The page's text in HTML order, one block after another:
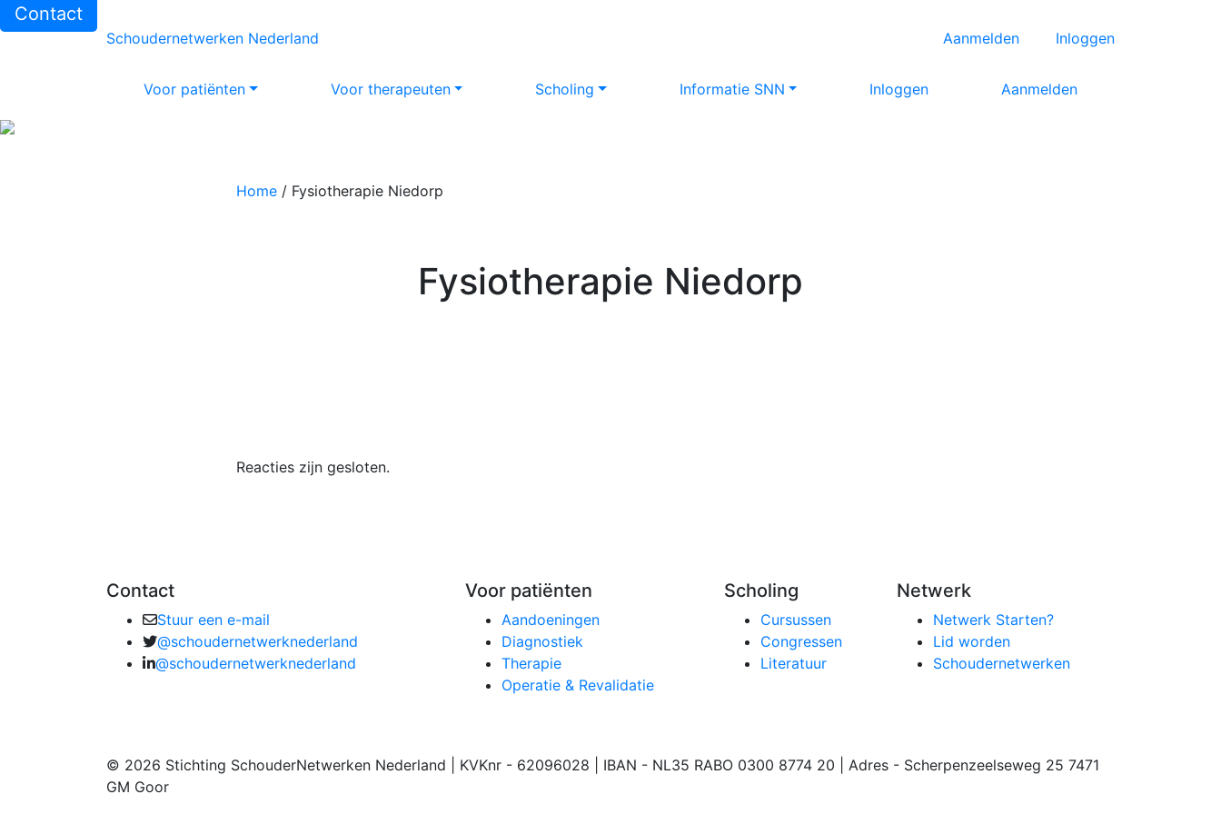
Contact
Schoudernetwerken Nederland Inloggen
Aanmelden
Voor patiënten Voor therapeuten Scholing Informatie SNN Inloggen Aanmelden
Home/ Fysiotherapie Niedorp
Fysiotherapie Niedorp
Reacties zijn gesloten.
Contact
Stuur een e-mail
@schoudernetwerknederland
@schoudernetwerknederland
Voor patiënten
Aandoeningen
Diagnostiek
Therapie
Operatie & Revalidatie
Scholing
Cursussen
Congressen
Literatuur
Netwerk
Netwerk Starten?
Lid worden
Schoudernetwerken
© 2026 Stichting SchouderNetwerken Nederland | KVKnr - 62096028 | IBAN - NL35 RABO 0300 8774 20 | Adres - Scherpenzeelseweg 25 7471
GM Goor